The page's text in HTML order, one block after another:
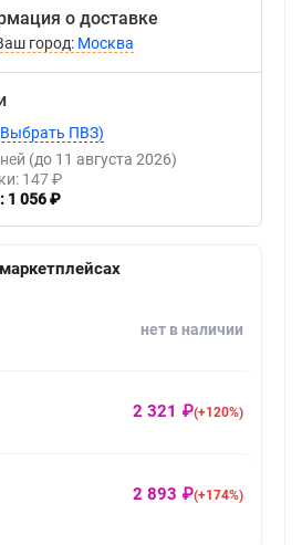
о доставке
Москва
ПВЗ)
(до 11 августа 2026)
147 ₽
1 056 ₽
нет в наличии
2 321 ₽(+120%)
2 893 ₽(+174%)